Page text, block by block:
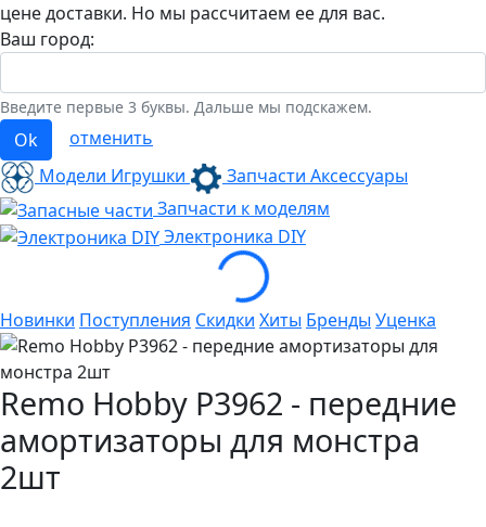
цене доставки. Но мы рассчитаем ее для вас.
Ваш город:
Введите первые 3 буквы. Дальше мы подскажем.
Ok
отменить
Модели Игрушки
Запчасти Аксессуары
Запчасти к моделям
Электроника DIY
Loading...
Новинки Поступления Скидки Хиты Бренды Уценка
Remo Hobby P3962 - передние
амортизаторы для монстра
2шт